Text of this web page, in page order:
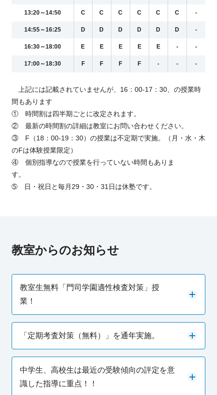
13:20～14:50 C C C C C C -
14:55～16:25 D D D D D D -
16:30～18:00 E E E E E - -
17:00～18:30 F F F F - - -
上記には記載されていませんが、16：00-17：30、の授業時
間もあります
① 時間割は四半期ごとに改定されます。
② 最新の時間割の詳細は教室にお問い合わせください。
③ F（18：00-19：30）の授業は不定期で実施。（月・水・木
のFは体験授業限定）
④ 個別指導なので授業を行っていない時間もありま
す。
➄ 日・祝日と毎月29・30・31日は休塾です。
教室からのお知らせ
教室生無料「門司学園適性検査対策」授
業！
「定期考査対策（無料）」を通年実施。
中学生、高校生は最近の受験傾向の評定を意
識した指導に重点！！